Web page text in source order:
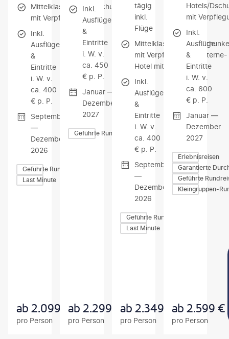
Mittelklassehotels/Dschunke
mit Verpflegung
Inkl.
Ausflüge
&
Eintritte
i. W. v.
ca. 400
€ p. P.
September
—
Dezember
2026
Geführte Rundreisen
Last Minute
ab2.099 €
pro Person
B
O
T
Inkl.
Ausflüge
&
Eintritte
i. W. v.
ca. 450
€ p. P.
Januar —
Dezember
2027
Geführte Rundreisen
ab 2.299 €
pro Person
B
O
T
tägig
inkl.
Flüge
Mittelklassehotels/Dschunke
mit Verpflegung / 4-Sterne-
Hotel mit Frühstück
Inkl.
Ausflüge
&
Eintritte
i. W. v.
ca. 400
€ p. P.
September
—
Dezember
2026
Geführte Rundreisen
Last Minute
ab2.349 €
pro Person
B
O
T
Hotels/
mit
Inkl.
Ausflüge
&
Eintritte
i. W. v.
ca. 600
€ p. P.
Januar —
Dezember
2027
Erlebnisreisen
Garantierte
Geführte
Kleingruppen-
ab2.599 €
pro Person